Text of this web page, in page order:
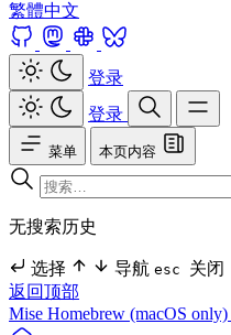
繁體中文
登录
登录
菜单 本页内容
无搜索历史
选择 导航 esc 关闭
返回顶部
Mise Homebrew (macOS only)